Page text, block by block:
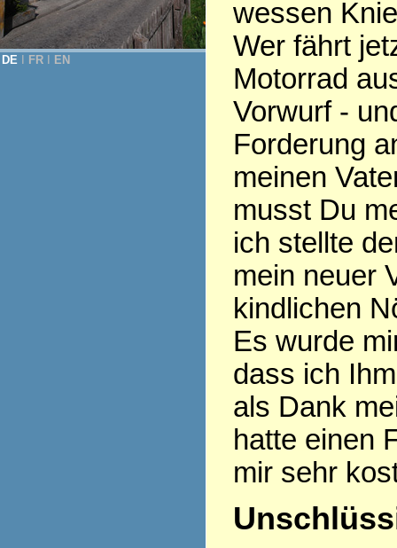
DE FR EN
wessen
Wer fährt
Motorrad
Vorwurf -
Forderung
meinen
musst Du
ich stellte
mein neuer
kindlichen
Es wurde
dass ich
als Dank
hatte einen
mir sehr